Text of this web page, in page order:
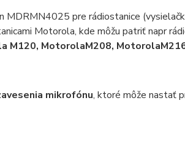
MDRMN4025 pre rádiostanice
Motorola, kde môžu patriť napr
M120, MotorolaM208,
mikrofónu, ktoré môže nastať